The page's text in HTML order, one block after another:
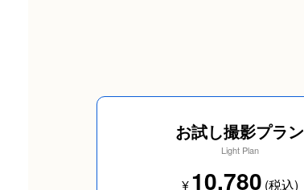
お試し撮影プラン
Light Plan
¥10,780 (税込)